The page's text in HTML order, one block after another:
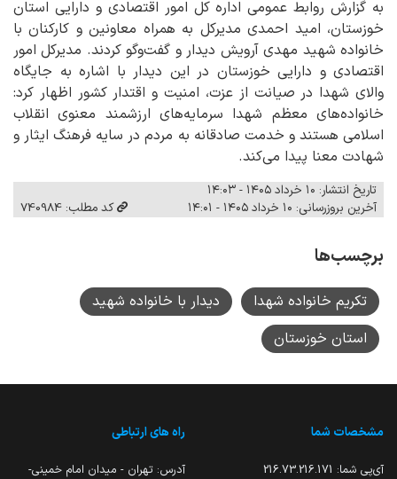
به گزارش روابط عمومی اداره کل امور اقتصادی و دارایی استان
خوزستان، امید احمدی مدیرکل به همراه معاونین و کارکنان با
خانواده شهید مهدی آرویش دیدار و گفت‌وگو کردند. مدیرکل امور
اقتصادی و دارایی خوزستان در این دیدار با اشاره به جایگاه
والای شهدا در صیانت از عزت، امنیت و اقتدار کشور اظهار کرد:
خانواده‌های معظم شهدا سرمایه‌های ارزشمند معنوی انقلاب
اسلامی هستند و خدمت صادقانه به مردم در سایه فرهنگ ایثار و
شهادت معنا پیدا می‌کند.
تاریخ انتشار: ۱۰ خرداد ۱۴۰۵ - ۱۴:۰۳
آخرین بروزرسانی: ۱۰ خرداد ۱۴۰۵ - ۱۴:۰۱
کد مطلب: 740984
برچسب‌ها
تکریم خانواده شهدا
دیدار با خانواده شهید
استان خوزستان
مشخصات شما
آی‌پی شما: 216.73.216.171
راه های ارتباطی
آدرس: تهران - میدان امام خمینی-